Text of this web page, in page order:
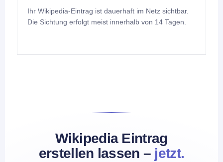
Ihr Wikipedia-Eintrag ist dauerhaft im Netz sichtbar.
Die Sichtung erfolgt meist innerhalb von 14 Tagen.
Wikipedia Eintrag
erstellen lassen – jetzt.